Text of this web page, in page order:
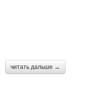
читать дальше →